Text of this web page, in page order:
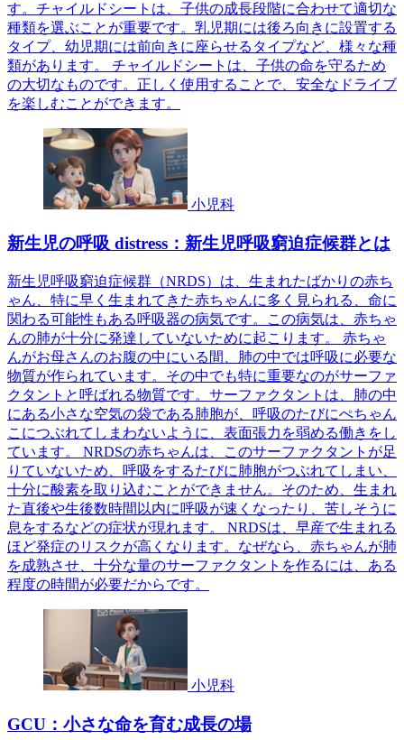
す。チャイルドシートは、子供の成長段階に合わせて適切な
種類を選ぶことが重要です。乳児期には後ろ向きに設置する
タイプ、幼児期には前向きに座らせるタイプなど、様々な種
類があります。 チャイルドシートは、子供の命を守るため
の大切なものです。正しく使用することで、安全なドライブ
を楽しむことができます。
小児科
新生児の呼吸 distress：新生児呼吸窮迫症候群とは
新生児呼吸窮迫症候群（NRDS）は、生まれたばかりの赤ち
ゃん、特に早く生まれてきた赤ちゃんに多く見られる、命に
関わる可能性もある呼吸器の病気です。この病気は、赤ちゃ
んの肺が十分に発達していないために起こります。 赤ちゃ
んがお母さんのお腹の中にいる間、肺の中では呼吸に必要な
物質が作られています。その中でも特に重要なのがサーファ
クタントと呼ばれる物質です。サーファクタントは、肺の中
にある小さな空気の袋である肺胞が、呼吸のたびにぺちゃん
こにつぶれてしまわないように、表面張力を弱める働きをし
ています。 NRDSの赤ちゃんは、このサーファクタントが足
りていないため、呼吸をするたびに肺胞がつぶれてしまい、
十分に酸素を取り込むことができません。そのため、生まれ
た直後や生後数時間以内に呼吸が速くなったり、苦しそうに
息をするなどの症状が現れます。 NRDSは、早産で生まれる
ほど発症のリスクが高くなります。なぜなら、赤ちゃんが肺
を成熟させ、十分な量のサーファクタントを作るには、ある
程度の時間が必要だからです。
小児科
GCU：小さな命を育む成長の場